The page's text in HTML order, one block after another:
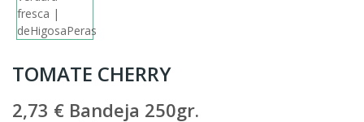
TOMATE CHERRY
2,73 € Bandeja 250gr.